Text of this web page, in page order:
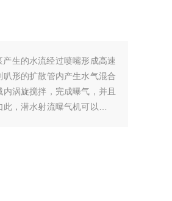
生的水流经过喷嘴形成高速
形的扩散管内产生水气混合
涡旋搅拌，完成曝气，并且
，潜水射流曝气机可以在水